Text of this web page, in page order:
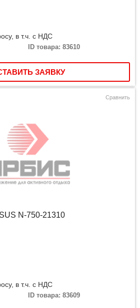
в т.ч. с НДС
ID товара: 83610
ЗАЯВКУ
Сравнить
N-750-21310
в т.ч. с НДС
ID товара: 83609